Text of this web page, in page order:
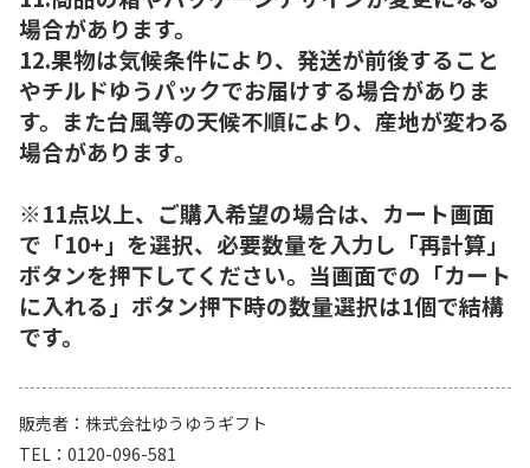
場合があります。
12.果物は気候条件により、発送が前後すること
やチルドゆうパックでお届けする場合がありま
す。また台風等の天候不順により、産地が変わる
場合があります。
※11点以上、ご購入希望の場合は、カート画面
で「10+」を選択、必要数量を入力し「再計算」
ボタンを押下してください。当画面での「カート
に入れる」ボタン押下時の数量選択は1個で結構
です。
販売者
株式会社ゆうゆうギフト
TEL
0120-096-581